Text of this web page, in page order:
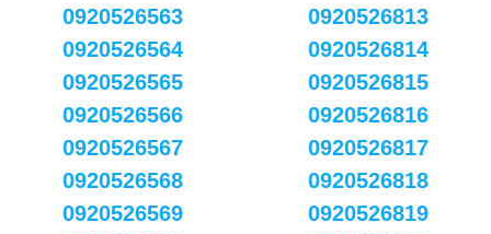
0920526563
0920526564
0920526565
0920526566
0920526567
0920526568
0920526569
0920526813
0920526814
0920526815
0920526816
0920526817
0920526818
0920526819